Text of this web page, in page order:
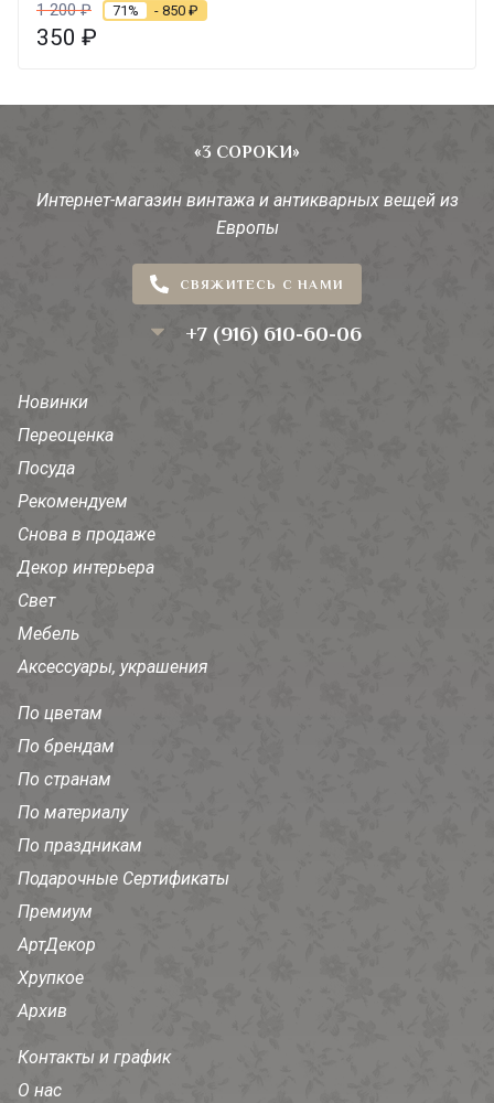
1 200₽ 71% - 850 ₽
350 ₽
«3 СОРОКИ»
Интернет-магазин винтажа и антикварных вещей из
Европы
СВЯЖИТЕСЬ С НАМИ
+7 (916) 610-60-06
Новинки
Переоценка
Посуда
Рекомендуем
Снова в продаже
Декор интерьера
Свет
Мебель
Аксессуары, украшения
По цветам
По брендам
По странам
По материалу
По праздникам
Подарочные Сертификаты
Премиум
АртДекор
Хрупкое
Архив
Контакты и график
О нас